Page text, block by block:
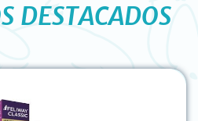
DESTACADOS